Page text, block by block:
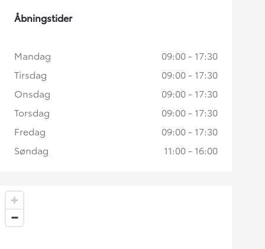
Åbningstider
Mandag
09:00 - 17:30
Tirsdag
09:00 - 17:30
Onsdag
09:00 - 17:30
Torsdag
09:00 - 17:30
Fredag
09:00 - 17:30
Søndag
11:00 - 16:00